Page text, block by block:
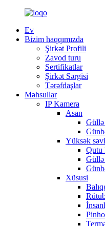
Ev
Bizim haqqımızda
Şirkət Profili
Zavod turu
Sertifikatlar
Şirkət Sərgisi
Tərəfdaşlar
Məhsullar
IP Kamera
Asan
Güllə
Yüksək
Qutu
Güllə
Xüsusi